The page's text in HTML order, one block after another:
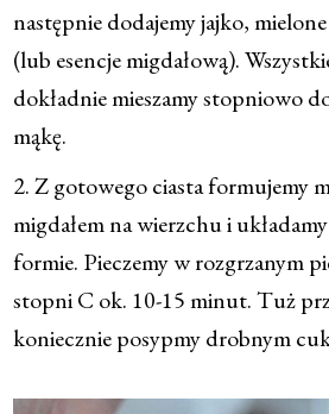
następnie dodajemy jajko,
(lub esencje migdałową).
dokładnie mieszamy stopniowo
mąkę.
2. Z gotowego ciasta formujemy
migdałem na wierzchu i
formie. Pieczemy w rozgrzanym
stopni C ok. 10-15 minut. Tuż
koniecznie posypmy drobnym